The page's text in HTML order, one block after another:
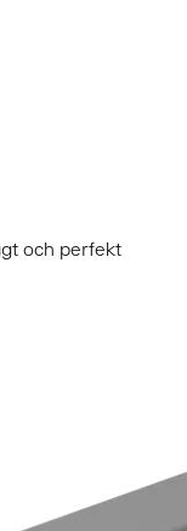
och perfekt